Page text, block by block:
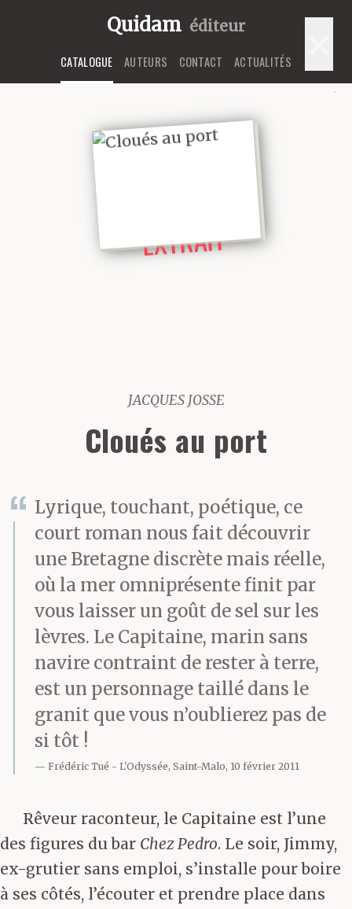
Quidam éditeur
CATALOGUE AUTEURS CONTACT ACTUALITÉS
EXTRAIT
JACQUES JOSSE
Cloués au port
Lyrique, touchant, poétique, ce
court roman nous fait découvrir
une Bretagne discrète mais réelle,
où la mer omniprésente finit par
vous laisser un goût de sel sur les
lèvres. Le Capitaine, marin sans
navire contraint de rester à terre,
est un personnage taillé dans le
granit que vous n’oublierez pas de
si tôt !
Frédéric Tué L'Odyssée, Saint-Malo, 10 février 2011
Rêveur raconteur, le Capitaine est l’une
des figures du bar Chez Pedro. Le soir, Jimmy,
ex-grutier sans emploi, s’installe pour boire
à ses côtés, l’écouter et prendre place dans